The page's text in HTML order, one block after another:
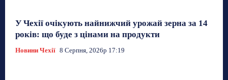
У Чехії очікують найнижчий урожай зерна за 14
років: що буде з цінами на продукти
Новини Чехії 8 Серпня, 2026р 17:19